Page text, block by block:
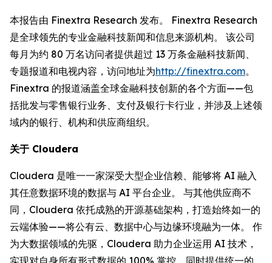
本报告由 Finextra Research 发布。 Finextra Research
是全球领先的专业金融科技新闻和信息来源机构。 该公司
每月为约 80 万名访问者提供超过 13 万条金融科技新闻、
专题报道和电视内容，访问地址为http://finextra.com。
Finextra 的报道涵盖全球金融科技创新的各个方面——包
括批发与零售银行业务、支付及银行卡行业，并涉及上述领
域内的银行、机构和供应商组织。
关于 Cloudera
Cloudera 是唯一一家深受大型企业信赖、能够将 AI 融入
其任意数据环境的数据与 AI 平台企业。 与其他供应商不
同，Cloudera 依托成熟的开源基础架构，打造始终如一的
云端体验——将公有云、数据中心与边缘环境融为一体。 作
为大数据领域的先驱，Cloudera 助力企业运用 AI 技术，
实现对自身所有形式数据的 100% 掌控，同时提供统一的